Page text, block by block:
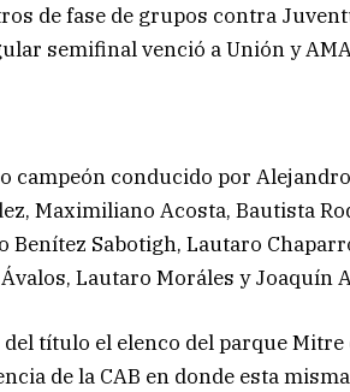
de fase de grupos contra
semifinal venció a Unión y
campeón conducido por
Maximiliano Acosta, Bautista
Benítez Sabotigh, Lautaro
Lautaro Moráles y Joaquín
del título el elenco del parque
de la CAB en donde esta